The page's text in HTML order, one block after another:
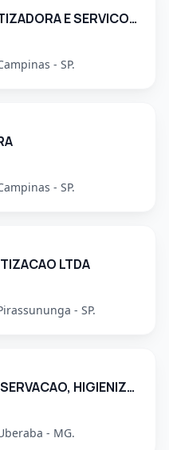
CAMP PRAGAS DEDETIZADORA E SERVICOS DE LIMPEZA LTDA
- SP.
- SP.
LTDA
- SP.
CBJ TECKIPLAM CONSERVACAO, HIGIENIZACAO E LIMPEZA.
- MG.